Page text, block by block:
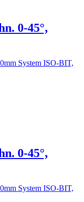
0-45°,
System ISO-BIT,
0-45°,
System ISO-BIT,